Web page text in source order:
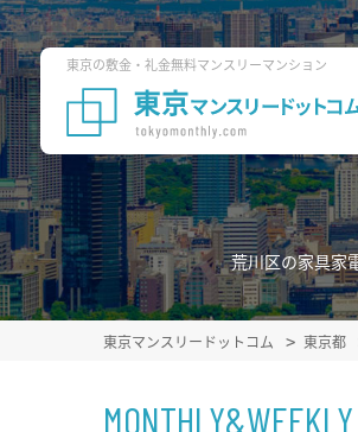
東京の敷金・礼金無料マンスリーマンション
荒川区の家具家
東京マンスリードットコム 東京都